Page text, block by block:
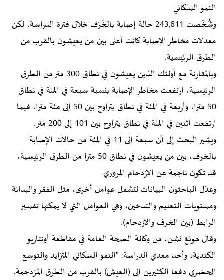
النمو السكاني
وشُخّصت 243,611 حالة إصابة بالخَرَف خلال فترة الدراسة، لكن
معدلات مخاطر الإصابة كانت أعلى بين من يعيشون بالقرب من
الطرق الرئيسية.
وبالمقارنة مع أولئك الذين يعيشون في نطاق 300 متر من الطرق
الرئيسية، ارتفعت مخاطر الإصابة بنسبة سبعة في المئة في نطاق
50 مترا، وأربعة في المئة في نطاق يتراوح بين 50 إلى مئة مترا، فيما
ارتفعت اثنين في المئة في نطاق يتراوح بين 101 إلى 200 متر.
ويشير البحث إلى أن سبعة إلى 11 في المئة من حالات الإصابة
بالخرف، بين من يعيشون في نطاق 50 مترا من الطرق الرئيسية،
قد تكون ناجمة عن الازدحام المروري.
وعدّل الباحثون البيانات لتشمل عوامل أخرى، مثل الفقر والبدانة
ومستويات التعليم والتدخين، وهي العوامل التي لا يمكنها تفسير
الرابط (بين الخرف والازدحام).
وقال هونغ تشن، من وكالة الصحة العامة في مقاطعة أونتاريو
الكندية، وأحد معدي الدراسة: "النمو السكاني المتزايد والتوسع
الحضري دفعا الكثيرين إلى (العيش) بالقرب من الطرق المزدحمة.